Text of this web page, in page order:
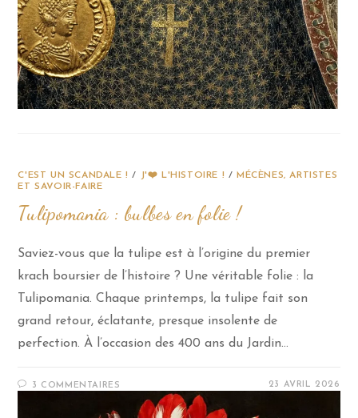
C'EST UN SCANDALE ! / J'❤️ L'HISTOIRE ! / MÉCÈNES, ARTISTES
ET SAVOIR-FAIRE
Tulipomania : bulbes en folie !
Saviez-vous que la tulipe est à l’origine du premier
krach boursier de l’histoire ? Une véritable folie : la
Tulipomania. Chaque printemps, la tulipe fait son
grand retour, éclatante, presque insolente de
perfection. À l’occasion des 400 ans du Jardin…
3 COMMENTAIRES 23 AVRIL 2026